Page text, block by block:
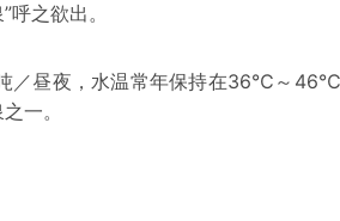
之欲出。
／昼夜，水温常年保持在36℃～
一。